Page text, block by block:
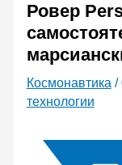
Ровер
Космонавтика /
технологии